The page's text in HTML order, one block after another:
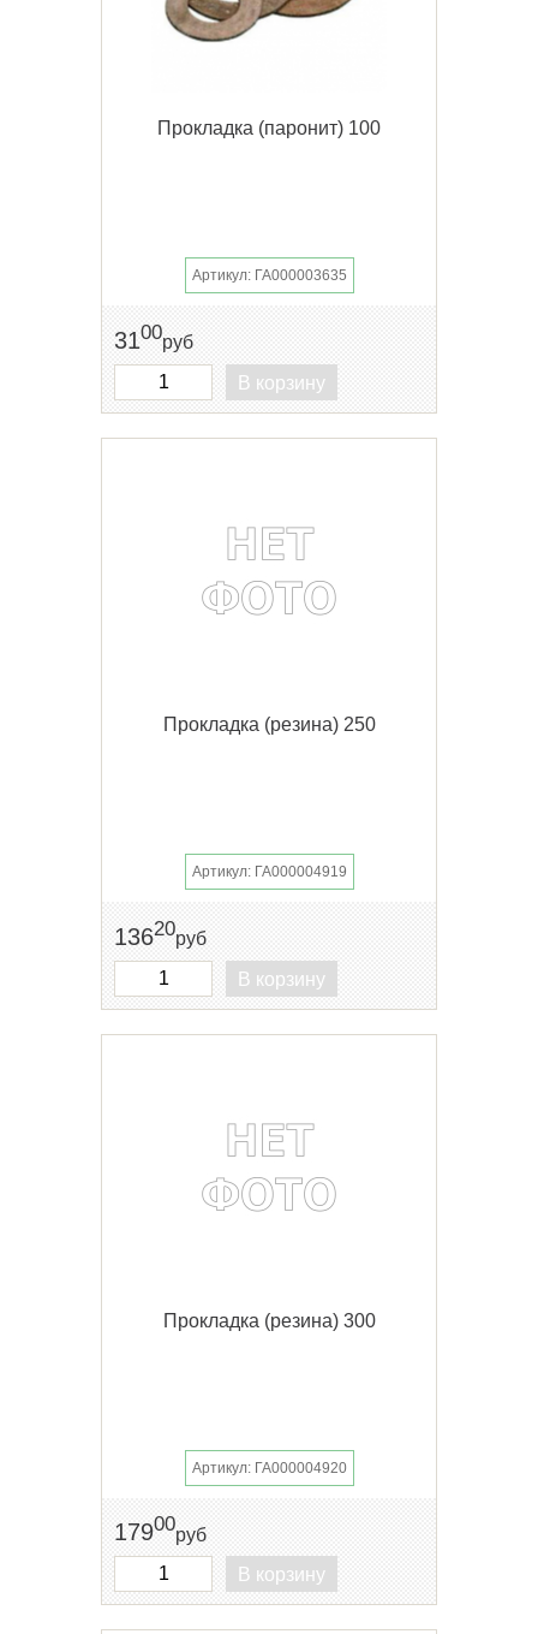
Прокладка (паронит) 100
Артикул: ГА000003635
3100руб
В корзину
Прокладка (резина) 250
Артикул: ГА000004919
13620руб
В корзину
Прокладка (резина) 300
Артикул: ГА000004920
17900руб
В корзину